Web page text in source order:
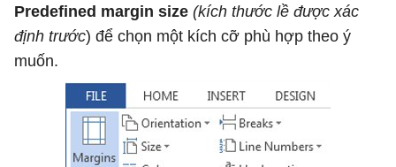
Predefined margin size (kích thước lề được xác
định trước) để chọn một kích cỡ phù hợp theo ý
muốn.